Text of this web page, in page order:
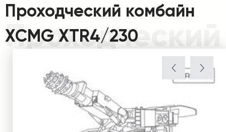
Проходческий комбайн
XCMG XTR4/230